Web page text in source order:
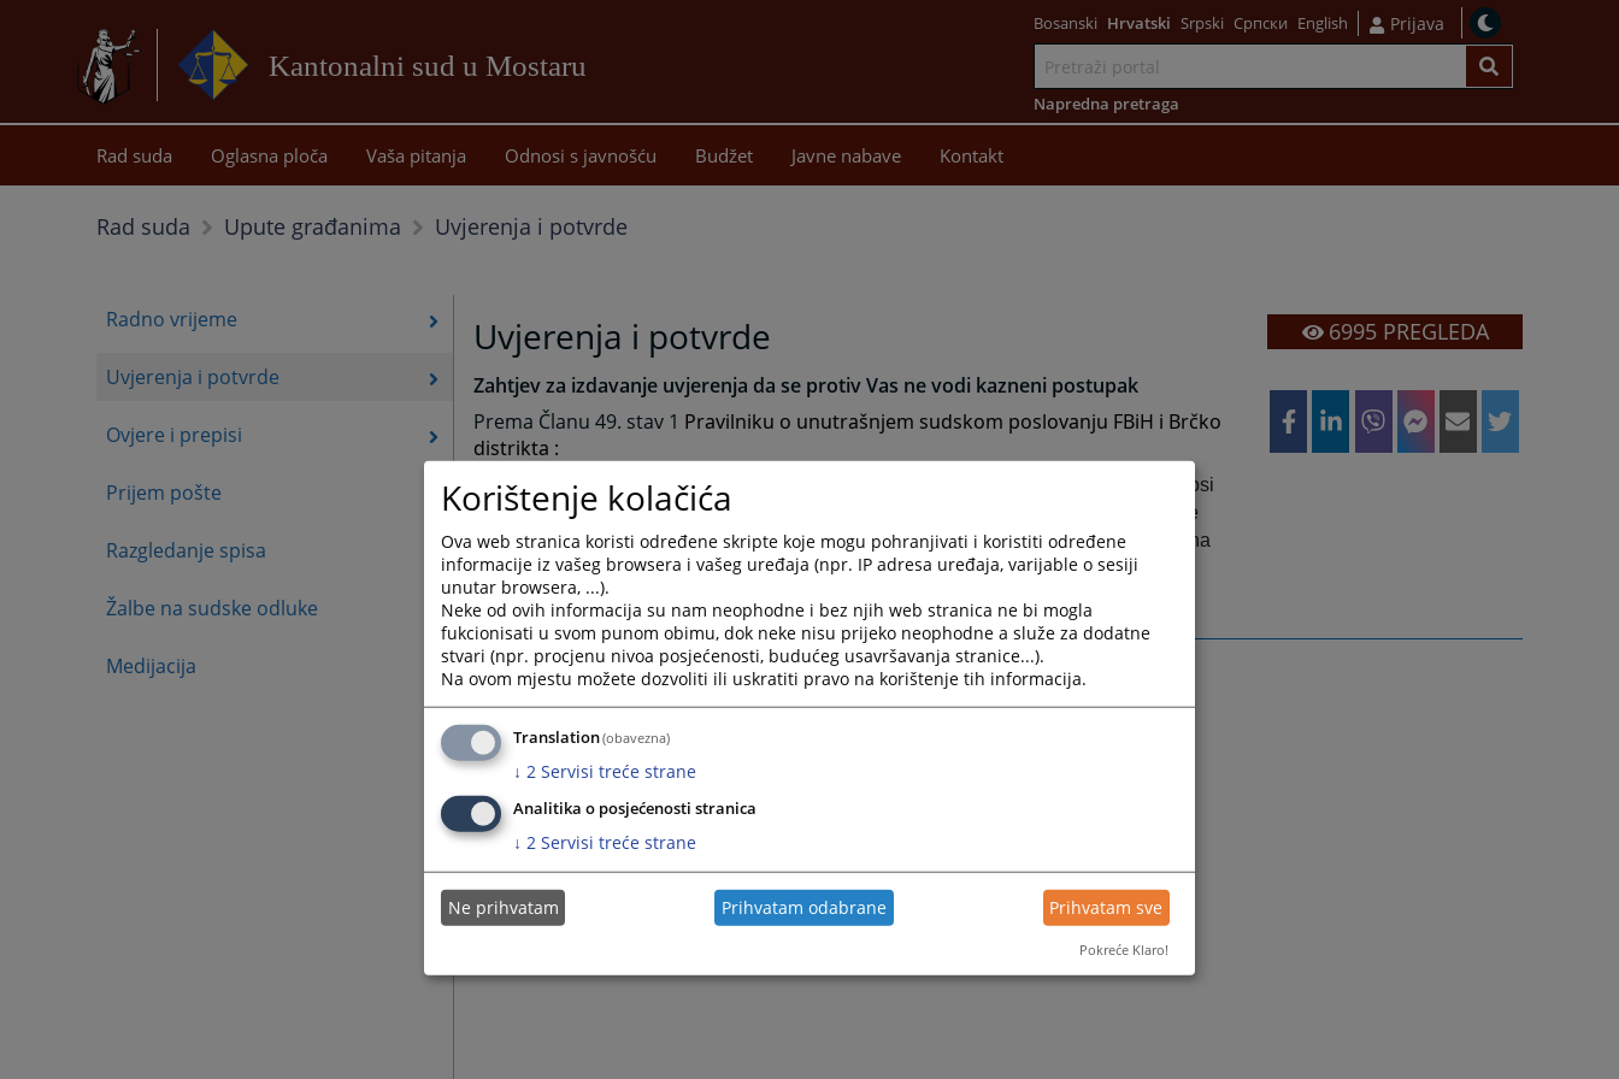
Kantonalni sud u Mostaru
sadržaj
Bosanski Hrvatski Srpski Српски English Prijava
Napredna pretraga
Rad suda Oglasna ploča Vaša pitanja Odnosi s javnošću Budžet Javne nabave Kontakt
Rad suda Upute građanima Uvjerenja i potvrde
Radno vrijeme
Uvjerenja i potvrde
Ovjere i prepisi
Prijem pošte
Razgledanje spisa
Žalbe na sudske odluke
Medijacija
Uvjerenja i potvrde
Zahtjev za izdavanje uvjerenja da se protiv Vas ne vodi kazneni postupak
Prema Članu 49. stav 1 Pravilniku o unutrašnjem sudskom poslovanju FBiH i Brčko
distrikta :
Općinski/osnovni sud izdaje uvjerenje da se protiv fizičkog ili pravnog lica koje podnosi
zahtjev ne vodi krivični postupak pred sudovima u Bosni i Hercegovini. Ovo uvjerenje
izdaje općinski/osnovni sud na čijem području ima prebivalište fizičko lice, odnosno na
čijem području ima sjedište pravno lice, a za strana fizička lica sud na čijem području
strano lice ima prijavljeno boravište.
6995PREGLEDA
Korištenje kolačića
Ova web stranica koristi određene skripte koje mogu pohranjivati i koristiti određene
informacije iz vašeg browsera i vašeg uređaja (npr. IP adresa uređaja, varijable o sesiji
unutar browsera, ...).
Neke od ovih informacija su nam neophodne i bez njih web stranica ne bi mogla
fukcionisati u svom punom obimu, dok neke nisu prijeko neophodne a služe za dodatne
stvari (npr. procjenu nivoa posjećenosti, budućeg usavršavanja stranice...).
Na ovom mjestu možete dozvoliti ili uskratiti pravo na korištenje tih informacija.
Translation(obavezna)
↓ 2 Servisi treće strane
Analitika o posjećenosti stranica
↓ 2 Servisi treće strane
Ne prihvatam Prihvatam odabrane Prihvatam sve
Pokreće Klaro!